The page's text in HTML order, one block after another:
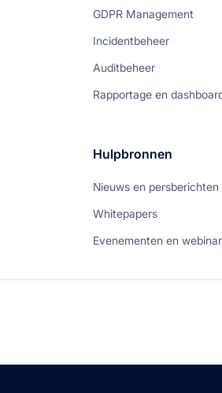
GDPR Management
Incidentbeheer
Auditbeheer
Rapportage en
Hulpbronnen
Nieuws en persberichten
Whitepapers
Evenementen en